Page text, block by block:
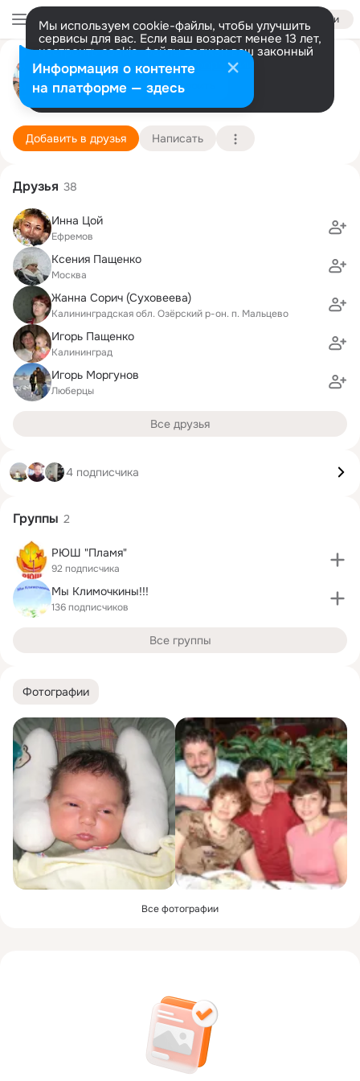
Войти
Мы используем cookie-файлы, чтобы улучшить
сервисы для вас. Если ваш возраст менее 13 лет,
настроить cookie-файлы должен ваш законный
представитель. Больше информации
Разрешить все Настроить
Павел Климочкин
CA, San Jose
61 школа
Подробнее
Добавить в друзья Написать
Фотографии
Все фотографии
Друзья 38
Инна Цой
Ефремов
Ксения Пащенко
Москва
Жанна Сорич (Суховеева)
Калининградская обл. Озёрский р-он. п. Мальцево
Игорь Пащенко
Калининград
Игорь Моргунов
Люберцы
Все друзья
4 подписчика
Группы 2
РЮШ "Пламя"
92 подписчика
Мы Климочкины!!!
136 подписчиков
Все группы
Информация о контенте
на платформе — здесь